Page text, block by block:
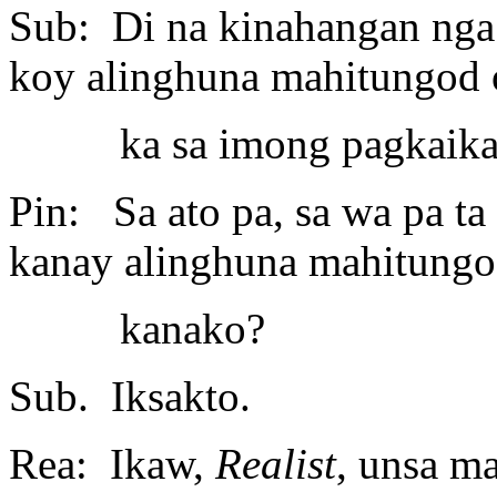
Sub: Di na kinahangan
koy alinghuna mahitungod
ka sa imong
Pin: Sa ato pa, sa wa pa
kanay alinghuna
kanako?
Sub. Iksakto.
Rea: Ikaw, Realist, unsa